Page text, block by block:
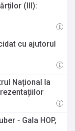
(III):
cu ajutorul
Național la
- Gala HOP,